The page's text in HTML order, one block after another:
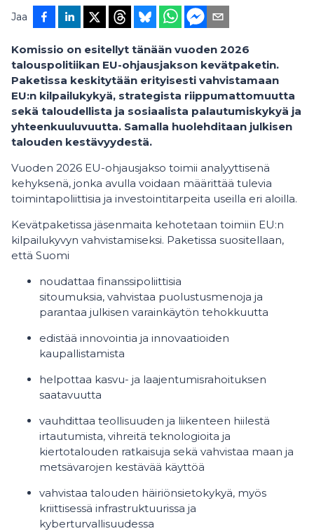
Jaa
Komissio on esitellyt tänään vuoden 2026
talouspolitiikan EU-ohjausjakson kevätpaketin.
Paketissa keskitytään erityisesti vahvistamaan
EU:n kilpailukykyä, strategista riippumattomuutta
sekä taloudellista ja sosiaalista palautumiskykyä ja
yhteenkuuluvuutta. Samalla huolehditaan julkisen
talouden kestävyydestä.
Vuoden 2026 EU-ohjausjakso toimii analyyttisenä
kehyksenä, jonka avulla voidaan määrittää tulevia
toimintapoliittisia ja investointitarpeita useilla eri aloilla.
Kevätpaketissa jäsenmaita kehotetaan toimiin EU:n
kilpailukyvyn vahvistamiseksi. Paketissa suositellaan,
että Suomi
noudattaa finanssipoliittisia
sitoumuksia, vahvistaa puolustusmenoja ja
parantaa julkisen varainkäytön tehokkuutta
edistää innovointia ja innovaatioiden
kaupallistamista
helpottaa kasvu- ja laajentumisrahoituksen
saatavuutta
vauhdittaa teollisuuden ja liikenteen hiilestä
irtautumista, vihreitä teknologioita ja
kiertotalouden ratkaisuja sekä vahvistaa maan ja
metsävarojen kestävää käyttöä
vahvistaa talouden häiriönsietokykyä, myös
kriittisessä infrastruktuurissa ja
kyberturvallisuudessa